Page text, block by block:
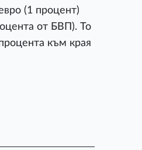
(1 процент)
от БВП). То
към края